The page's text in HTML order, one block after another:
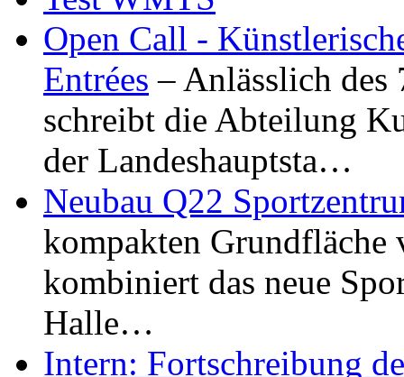
Open Call -
Entrées – Anlässlich
schreibt die Abteilung
der Landeshauptsta…
Neubau Q22
kompakten Grundfläche
kombiniert das neue
Halle…
Intern: Fortschreibung